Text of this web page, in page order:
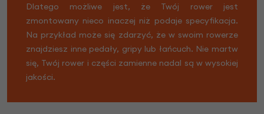
Dlatego możliwe jest, że Twój rower jest
zmontowany nieco inaczej niż podaje specyfikacja.
Na przykład może się zdarzyć, że w swoim rowerze
znajdziesz inne pedały, gripy lub łańcuch. Nie martw
się, Twój rower i części zamienne nadal są w wysokiej
jakości.